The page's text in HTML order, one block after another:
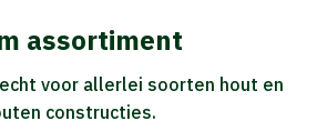
assortiment
voor allerlei soorten hout en
constructies.